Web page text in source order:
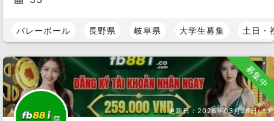
バレーボール 長野県 岐阜県 大学生募集 土日・
募集中
更新日： 2026年03月26日(木)